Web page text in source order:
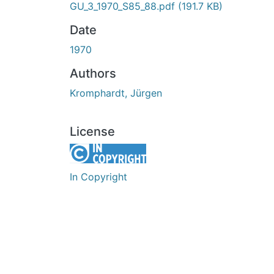
GU_3_1970_S85_88.pdf (191.7 KB)
Date
1970
Authors
Kromphardt, Jürgen
License
In Copyright